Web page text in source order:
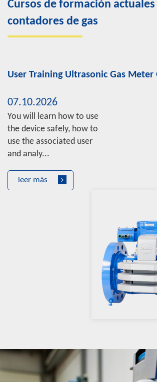
Cursos de formación
contadores de gas
User Training Ultrasonic Gas Meter
07.10.2026
You will learn how to use
the device safely, how to
use the associated user
and analy...
leer más